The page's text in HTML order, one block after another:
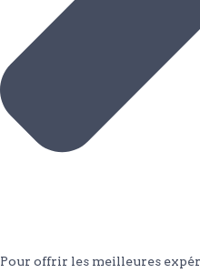
Pour offrir les meilleures